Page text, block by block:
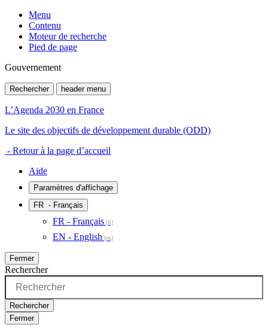
Menu
Contenu
Moteur de recherche
Pied de page
Gouvernement
Rechercher header menu
L’Agenda 2030 en France
Le site des objectifs de développement durable (ODD)
- Retour à la page d’accueil
Aide
Paramètres d'affichage
FR - Français
FR - Français
EN - English
Fermer
Rechercher
Rechercher
Fermer